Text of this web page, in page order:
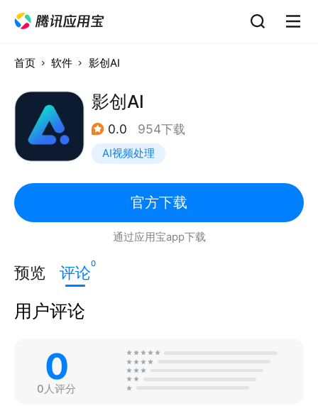
首页 软件 影创AI
影创AI
0.0 954下载
AI视频处理
官方下载
通过应用宝app下载
预览 评论0
用户评论
0
0人评分